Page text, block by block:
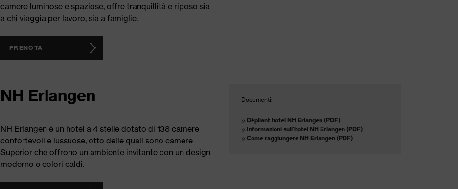
camere luminose e spaziose, offre tranquillità e riposo sia
a chi viaggia per lavoro, sia a famiglie.
PRENOTA
NH Erlangen
NH Erlangen è un hotel a 4 stelle dotato di 138 camere
confortevoli e lussuose, otto delle quali sono camere
Superior che offrono un ambiente invitante con un design
moderno e colori caldi.
Documenti:
Dépliant hotel NH Erlangen (PDF)
Informazioni sull'hotel NH Erlangen (PDF)
Come raggiungere NH Erlangen (PDF)